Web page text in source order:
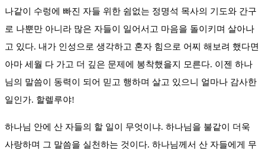
나같이 수렁에 빠진 자들 위한 쉼없는 정명석 목사의 기도와 간구
로 나뿐만 아니라 많은 자들이 일어서고 마음을 돌이키며 살아나
고 있다. 내가 인성으로 생각하고 혼자 힘으로 어찌 해보려 했다면
아마 세월 다 가고 더 깊은 문제에 봉착했을지 모른다. 이젠 하나
님의 말씀이 동력이 되어 믿고 행하며 살고 있으니 얼마나 감사한
일인가. 할렐루야!
하나님 안에 산 자들의 할 일이 무엇이냐. 하나님을 불같이 더욱
사랑하며 그 말씀을 실천하는 것이다. 하나님께서 산 자들에게 무